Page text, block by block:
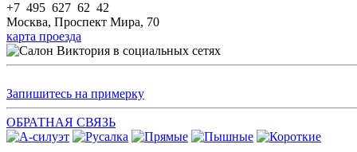
+7 495 627 62 42
Москва, Проспект Мира, 70
карта проезда
Запишитесь на примерку
ОБРАТНАЯ СВЯЗЬ